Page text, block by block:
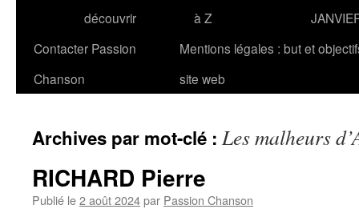
découvrir
à Z
Contacter Passion
Chanson
Mentions légales : but et
site web
Archives par mot-clé : Les malheurs
RICHARD Pierre
Publié le2 août 2024par Passion Chanson